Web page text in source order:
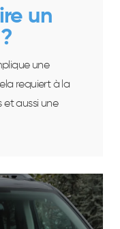
un
une
requiert à la
et aussi une